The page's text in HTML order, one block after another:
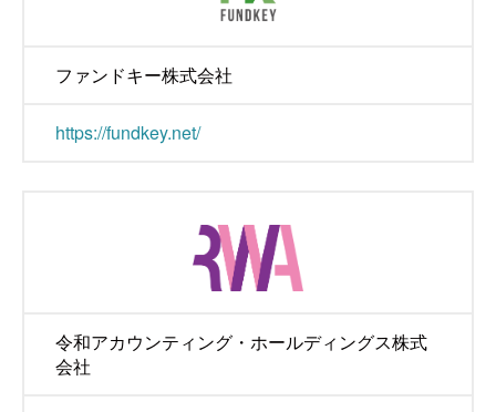
ファンドキー株式会社
https://fundkey.net/
令和アカウンティング・ホールディングス株式
会社